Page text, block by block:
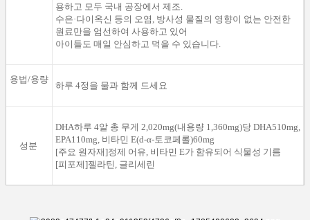
용하고 모두 국내 공장에서 제조.
수은·다이옥신 등의 오염 방사성 물질 의 영향이 없는 안전한
원료 만을 엄선하여 사용하고 있어
아이들도 매일 안심하고 먹을 수 있습니다.
용법/용량
하루 4정을 물과 함께 드세요
성분
DHA하루 4알 총 무게 2,020mg(내용량 1,360mg)당 DHA510mg
EPA110mg 비타민 E(d-α-토코페롤)60mg
[주요 원자재]정제 어유 비타민 E가 함유되어 식물성 기름
[피포제]젤라틴 글리세린